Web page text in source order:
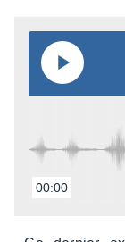
00:00